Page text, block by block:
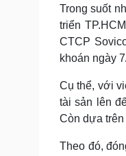
Tư vấn luật
Sức khỏe
Cây thuốc
Sản phụ khoa
Nhi khoa
Làm đẹp -
Trong suốt
triển
CTCP
khoán ngày
Cụ thể, với
tài sản lên
Còn dựa
Theo đó,